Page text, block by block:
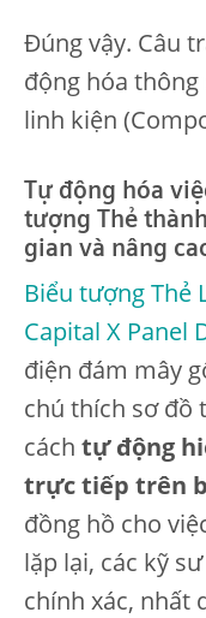
Đúng vậy. Câu
động hóa
linh kiện
Tự động hóa
tượng Thẻ
gian và nâng
Biểu tượng Thẻ
Capital X Panel
điện đám mây
chú thích sơ đồ
cách tự động
trực tiếp trên
đồng hồ cho
lặp lại, các kỹ
chính xác, nhất